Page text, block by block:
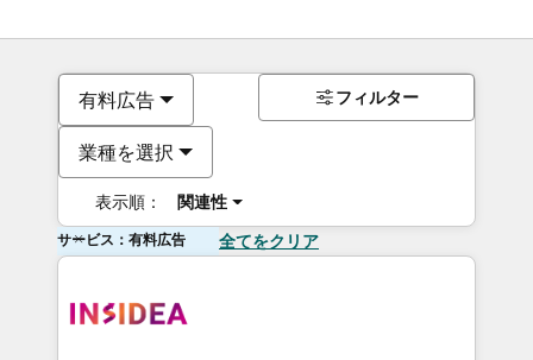
有料広告
業種を選択
表示順： 関連性
フィルター
サービス：有料広告 全てをクリア